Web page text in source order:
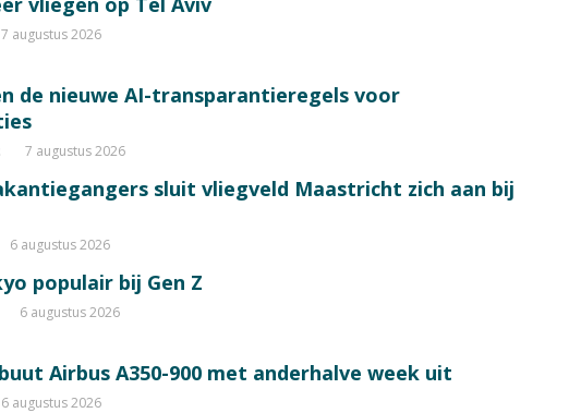
7 augustus 2026
de nieuwe AI-transparantieregels voor
7 augustus 2026
sluit vliegveld Maastricht zich aan bij
6 augustus 2026
populair bij Gen Z
6 augustus 2026
Airbus A350-900 met anderhalve week uit
6 augustus 2026